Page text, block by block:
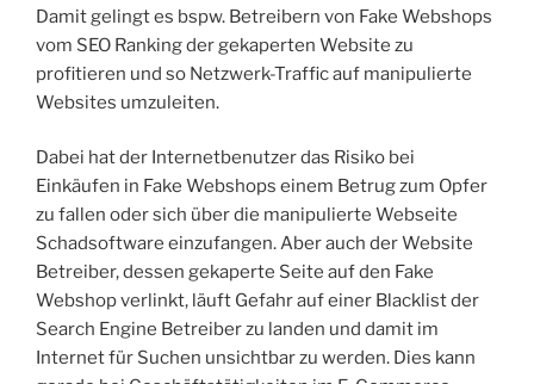
Damit gelingt es bspw. Betreibern von Fake Webshops
vom SEO Ranking der gekaperten Website zu
profitieren und so Netzwerk-Traffic auf manipulierte
Websites umzuleiten.
Dabei hat der Internetbenutzer das Risiko bei
Einkäufen in Fake Webshops einem Betrug zum Opfer
zu fallen oder sich über die manipulierte Webseite
Schadsoftware einzufangen. Aber auch der Website
Betreiber, dessen gekaperte Seite auf den Fake
Webshop verlinkt, läuft Gefahr auf einer Blacklist der
Search Engine Betreiber zu landen und damit im
Internet für Suchen unsichtbar zu werden. Dies kann